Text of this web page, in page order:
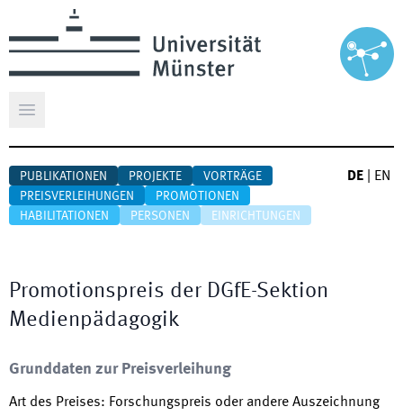
Hauptmenü öffnen
PUBLIKATIONEN PROJEKTE
VORTRÄGE
PREISVERLEIHUNGEN
PROMOTIONEN
HABILITATIONEN
PERSONEN EINRICHTUNGEN
DE EN
Promotionspreis der DGfE-Sektion
Medienpädagogik
Grunddaten zur Preisverleihung
Art des Preises: Forschungspreis oder andere Auszeichnung